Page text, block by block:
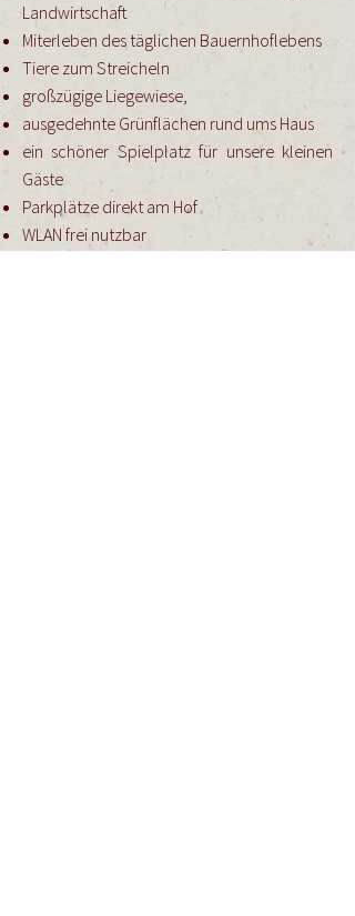
Landwirtschaft
Miterleben des täglichen Bauernhoflebens
Tiere zum Streicheln
großzügige Liegewiese,
ausgedehnte Grünflächen rund ums Haus
ein schöner Spielplatz für unsere kleinen
Gäste
Parkplätze direkt am Hof
WLAN frei nutzbar